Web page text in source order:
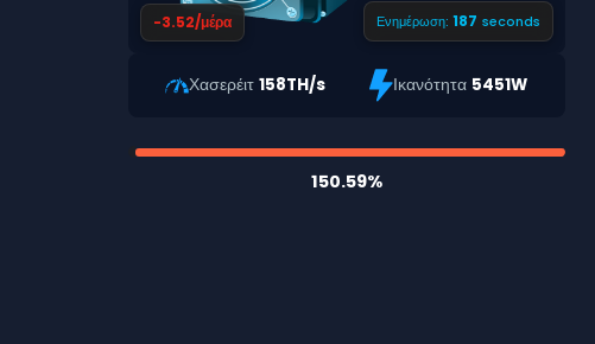
-3.52/μέρα Ενημέρωση: 186 seconds
Χασερέιτ158TH/s Ικανότητα 5451W
150.59%